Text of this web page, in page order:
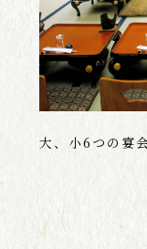
大、小6つの宴